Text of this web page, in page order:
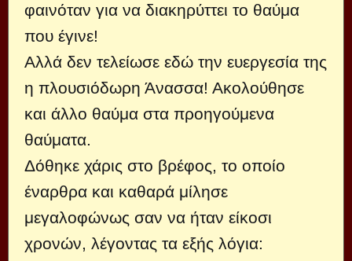
φαινόταν για να διακηρύττει το θαύμα
που έγινε!
Αλλά δεν τελείωσε εδώ την ευεργεσία της
η πλουσιόδωρη Άνασσα! Ακολούθησε
και άλλο θαύμα στα προηγούμενα
θαύματα.
Δόθηκε χάρις στο βρέφος, το οποίο
έναρθρα και καθαρά μίλησε
μεγαλοφώνως σαν να ήταν είκοσι
χρονών, λέγοντας τα εξής λόγια: